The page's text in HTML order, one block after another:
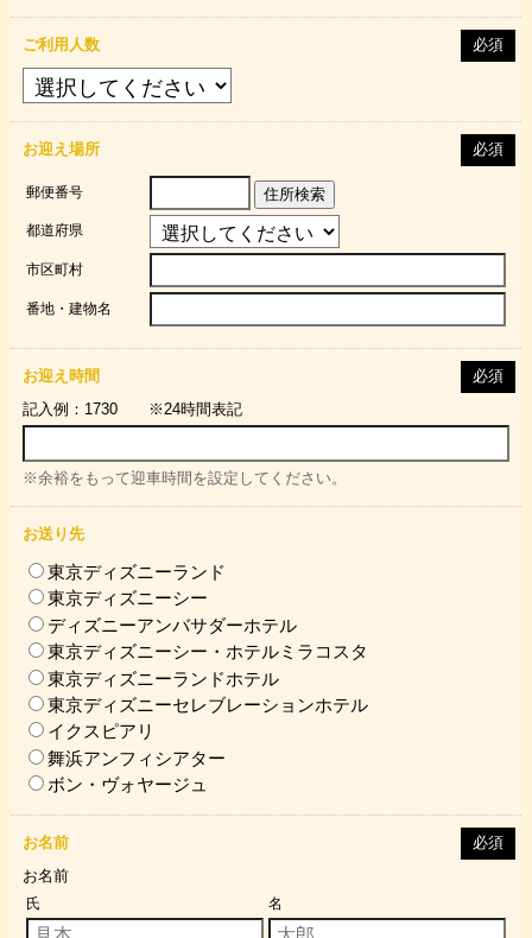
ご利用人数 必須
お迎え場所 必須
郵便番号 住所検索
都道府県
市区町村
番地・建物名
お迎え時間
必須
記入例：1730 ※24時間表記
※余裕をもって迎車時間を設定してください。
お送り先
東京ディズニーランド
東京ディズニーシー
ディズニーアンバサダーホテル
東京ディズニーシー・ホテルミラコスタ
東京ディズニーランドホテル
東京ディズニーセレブレーションホテル
イクスピアリ
舞浜アンフィシアター
ボン・ヴォヤージュ
お名前
必須
お名前
氏 名